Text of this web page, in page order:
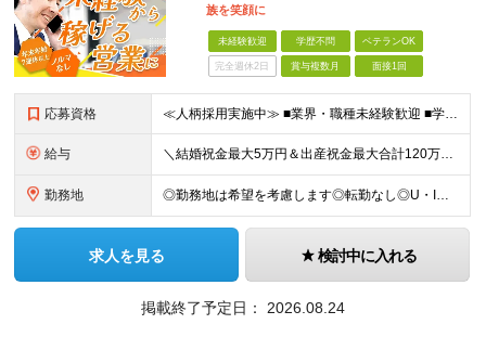
族を笑顔に
未経験歓迎 学歴不問 ベテランOK
完全週休2日 賞与複数月 面接1回
応募資格 ≪人柄採用実施中≫ ■業界・職種未経験歓迎 ■学歴不問 ■職歴や転職回数は一切不問 ■ブランクある方も相談可 ★育成前提の募集！ 今回の募集は事業拡大に伴う増員採用！ 欠員補充ではないため、 将来の
給与 ＼結婚祝金最大5万円＆出産祝金最大合計120万円！独自の手当をご用意／ 【東京】 月給28万700円～80万円＋歩合＋各種手当＋賞与年2回 【大阪】 月給26万8200円～80万円＋歩合＋各種手当＋
勤務地 ◎勤務地は希望を考慮します◎転勤なし◎U・Iターン歓迎 【本社】 大阪府大阪市西区京町堀１丁目１８−１５ 藤原ビル 2F ■以下、全国の各支店 ◎東北・関東エリア：仙台・千葉・東京第一（上野）・東
求人を見る 検討中に入れる
掲載終了予定日： 2026.08.24